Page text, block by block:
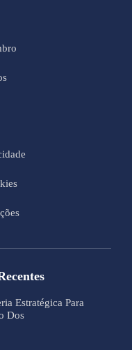
Estratégica Para
Dos